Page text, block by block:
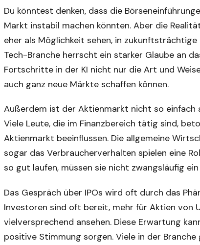
Du könntest denken, dass die
Markt instabil machen könnten. Aber die
eher als Möglichkeit sehen, in
Tech-Branche herrscht ein starker Glaube an
Fortschritte in der KI nicht nur die Art und
auch ganz neue Märkte schaffen können.
Außerdem ist der Aktienmarkt nicht so einfach
Viele Leute, die im Finanzbereich tätig sind,
Aktienmarkt beeinflussen. Die allgemeine
sogar das Verbraucherverhalten spielen eine
so gut laufen, müssen sie nicht zwangsläufig
Das Gespräch über IPOs wird oft durch das
Investoren sind oft bereit, mehr für Aktien von
vielversprechend ansehen. Diese Erwartung
positive Stimmung sorgen. Viele in der